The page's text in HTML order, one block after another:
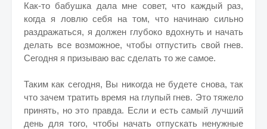
Как-то бабушка дала мне совет, что каждый раз,
когда я ловлю себя на том, что начинаю сильно
раздражаться, я должен глубоко вдохнуть и начать
делать все возможное, чтобы отпустить свой гнев.
Сегодня я призываю вас сделать то же самое.
Таким как сегодня, Вы никогда не будете снова, так
что зачем тратить время на глупый гнев. Это тяжело
принять, но это правда. Если и есть самый лучший
день для того, чтобы начать отпускать ненужные